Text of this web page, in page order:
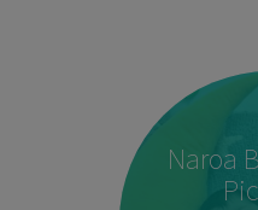
Naroa